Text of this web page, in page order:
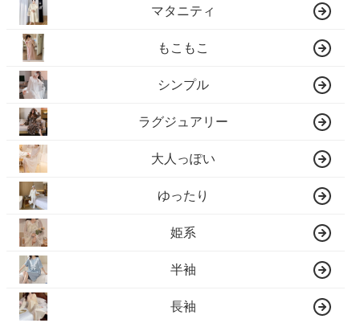
マタニティ
もこもこ
シンプル
ラグジュアリー
大人っぽい
ゆったり
姫系
半袖
長袖